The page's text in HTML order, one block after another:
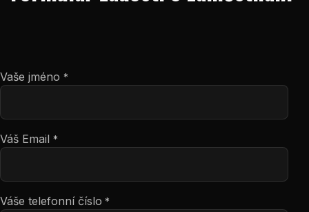
Vaše jméno *
Váš Email *
Váše telefonní číslo *